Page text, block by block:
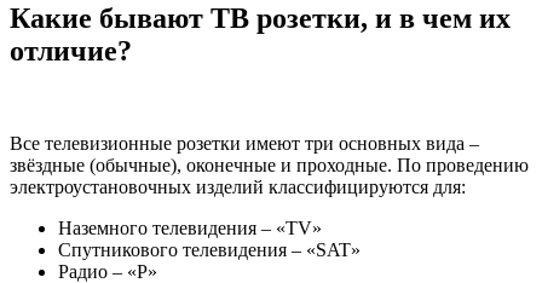
Какие бывают ТВ розетки, и в чем их
отличие?
Все телевизионные розетки имеют три основных вида –
звёздные (обычные), оконечные и проходные. По проведению
электроустановочных изделий классифицируются для:
Наземного телевидения – «TV»
Спутникового телевидения – «SAT»
Радио – «Р»